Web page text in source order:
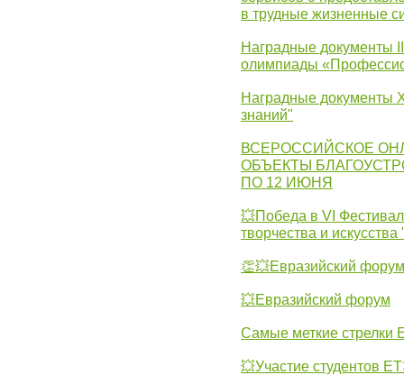
в трудные жизненные
Наградные документы
олимпиады
Наградные документы
знаний"
ВСЕРОССИЙСКОЕ
ОБЪЕКТЫ
ПО 12 ИЮНЯ
💥Победа в VI
творчества и
👏💥Евразийский форум
💥Евразийский форум
Самые меткие стрелки
💥Участие студентов